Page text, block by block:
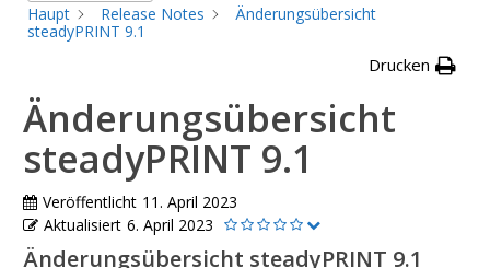
Haupt
Release Notes
Änderungsübersicht
steadyPRINT 9.1
Drucken
Änderungsübersicht
steadyPRINT 9.1
Veröffentlicht 11. April 2023
Aktualisiert 6. April 2023
Änderungsübersicht steadyPRINT 9.1